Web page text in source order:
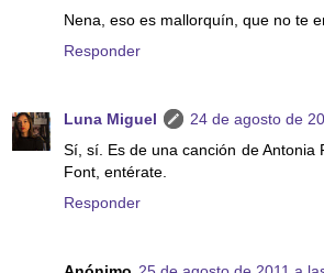
Nena, eso es mallorquín, que no te
Responder
Luna Miguel
24 de agosto de
Sí, sí. Es de una canción de Antonia
Font, entérate.
Responder